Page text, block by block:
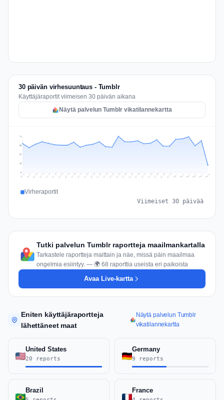
30 päivän virhesuuntaus - Tumblr
Käyttäjäraportit viimeisen 30 päivän aikana
Näytä palvelun Tumblr vikatilannekartta
19
37
56
74
Jul 8 Jul 9 Jul 10 Jul 11 Jul 12 Jul 13 Jul 14 Jul 15 Jul 16 Jul 17 Jul 18 Jul 19 Jul 20 Jul 21 Jul 22 Jul 23 Jul 24 Jul 25 Jul 26 Jul 27 Jul 28 Jul 29 Jul 30 Jul 31 Aug 1 Aug 2 Aug 3 Aug 4 Aug 5 Aug 6
Virheraportit
Viimeiset 30 päivää
Tutki palvelun Tumblr raportteja maailmankartalla
Tarkastele raportteja maittain ja näe, missä päin maailmaa
ongelmia esiintyy. — 🌍 68 raporttia useista eri paikoista
Avaa Live-kartta
Eniten käyttäjäraportteja
lähettäneet maat
Näytä palvelun Tumblr
vikatilannekartta
United States
20 reports
Germany
9 reports
Brazil France